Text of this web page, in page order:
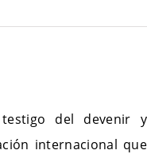
del devenir y
internacional que